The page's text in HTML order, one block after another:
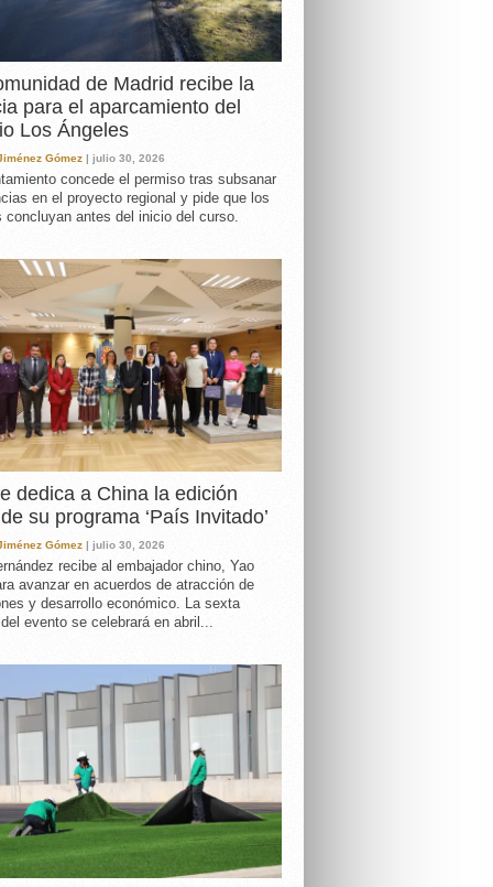
de Madrid recibe la
para el aparcamiento del
Los Ángeles
Gómez | julio 30, 2026
concede el permiso tras subsanar
en el proyecto regional y pide que los
concluyan antes del inicio del curso.
dedica a China la edición
su programa ‘País Invitado’
Gómez | julio 30, 2026
recibe al embajador chino, Yao
avanzar en acuerdos de atracción de
y desarrollo económico. La sexta
evento se celebrará en abril...